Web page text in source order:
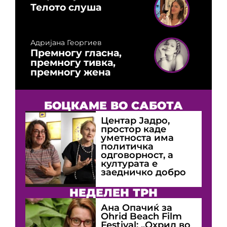
Телото слуша
Адријана Георгиев
Премногу гласна,
премногу тивка,
премногу жена
БОЦКАМЕ ВО САБОТА
Центар Јадро,
простор каде
уметноста има
политичка
одговорност, а
културата е
заедничко добро
НЕДЕЛЕН ТРН
Ана Опачиќ за
Оhrid Beach Film
Festival: „Охрид во